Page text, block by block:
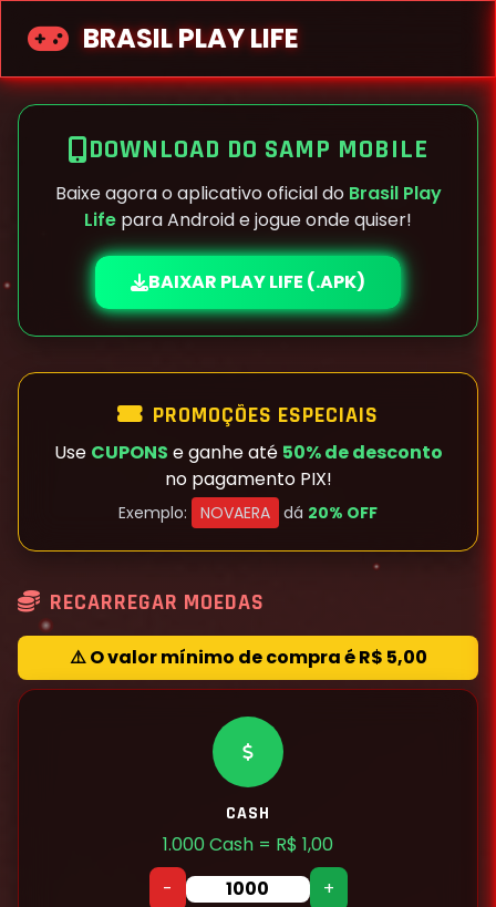
BRASIL PLAY LIFE
DOWNLOAD DO SAMP MOBILE
Baixe agora o aplicativo oficial do Brasil Play
Life para Android e jogue onde quiser!
BAIXAR PLAY LIFE (.APK)
PROMOÇÕES ESPECIAIS
Use CUPONS e ganhe até 50% de desconto
no pagamento PIX!
Exemplo: NOVAERA dá 20% OFF
RECARREGAR MOEDAS
⚠️ O valor mínimo de compra é R$ 5,00
CASH
1.000 Cash = R$ 1,00
-
+